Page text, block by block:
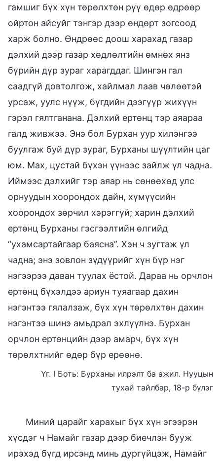
гамшиг бүх хүн төрөлхтөн рүү өдөр өдрөөр
ойртон айсуйг тэнгэр дээр өндөрт зогсоод
харж болно. Өндрөөс доош харахад газар
дэлхий дээр газар хөдлөлтийн өмнөх янз
бүрийн дүр зураг харагддаг. Шингэн гал
саадгүй довтолгож, хайлмал лаав чөлөөтэй
урсаж, уулс нүүж, бүгдийн дээгүүр жихүүн
гэрэл гялтганана. Дэлхий ертөнц тэр аяараа
галд живжээ. Энэ бол Бурхан уур хилэнгээ
буулгаж буй дүр зураг, Бурханы шүүлтийн цаг
юм. Мах, цустай бүхэн үүнээс зайлж үл чадна.
Иймээс дэлхийг тэр аяар нь сөнөөхөд улс
орнуудын хоорондох дайн, хүмүүсийн
хоорондох зөрчил хэрэггүй; харин дэлхий
ертөнц Бурханы гэсгээлтийн өлгийд
“ухамсартайгаар баясна”. Хэн ч зугтаж үл
чадна; энэ зовлон зүдүүрийг хүн бүр нэг
нэгээрээ даван туулах ёстой. Дараа нь орчлон
ертөнц бүхэлдээ ариун туяагаар дахин
нэгэнтээ гялалзаж, бүх хүн төрөлхтөн дахин
нэгэнтээ шинэ амьдрал эхлүүлнэ. Бурхан
орчлон ертөнцийн дээр амарч, бүх хүн
төрөлхтнийг өдөр бүр ерөөнө.
Үг. I Боть: Бурханы илрэлт ба ажил. Нууцын
тухай тайлбар, 18-р бүлэг
Миний царайг харахыг бүх хүн эгээрэн
хүсдэг ч Намайг газар дээр биечлэн бууж
ирэхэд бүгд ирсэнд минь дургүйцэж, Намайг